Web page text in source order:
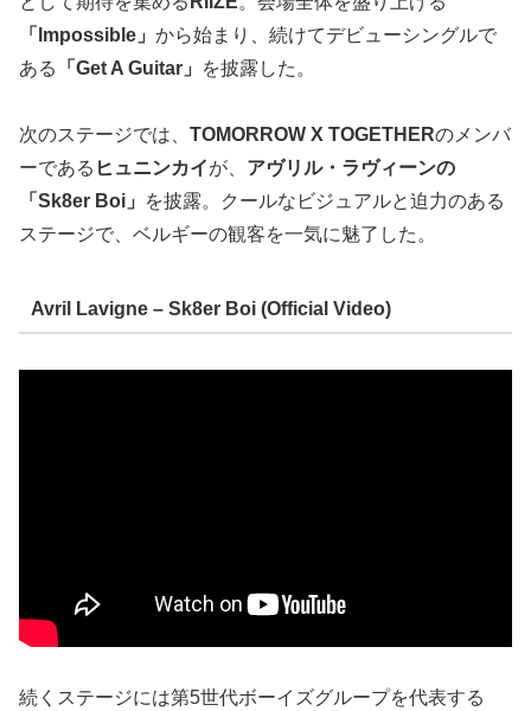
「Impossible」 から始まり、続けてデビューシングルで
ある
「Get A Guitar」 を披露した。
次のステージでは、 TOMORROW X TOGETHERのメンバ
ーである ヒュニンカイが、 アヴリル・ラヴィーンの
「Sk8er Boi」
を披露。クールなビジュアルと迫力のある
ステージで、ベルギーの観客を一気に魅了した。
Avril Lavigne – Sk8er Boi (Official Video)
続くステージには第5世代ボーイズグループを代表する